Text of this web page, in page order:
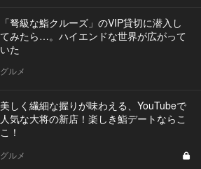
「弩級な鮨クルーズ」のVIP貸切に潜入し
てみたら…。ハイエンドな世界が広がって
いた
グルメ
美しく繊細な握りが味わえる、YouTubeで
人気な大将の新店！楽しき鮨デートならこ
こ！
グルメ